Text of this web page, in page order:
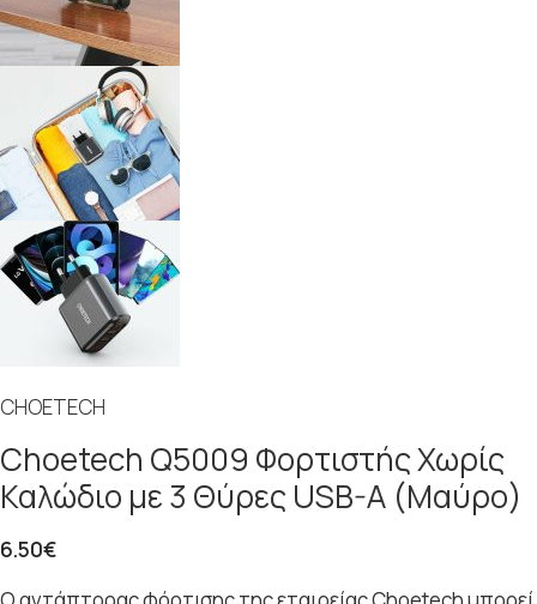
CHOETECH
Choetech Q5009 Φορτιστής Χωρίς
Καλώδιο με 3 Θύρες USB-A (Μαύρο)
6.50€